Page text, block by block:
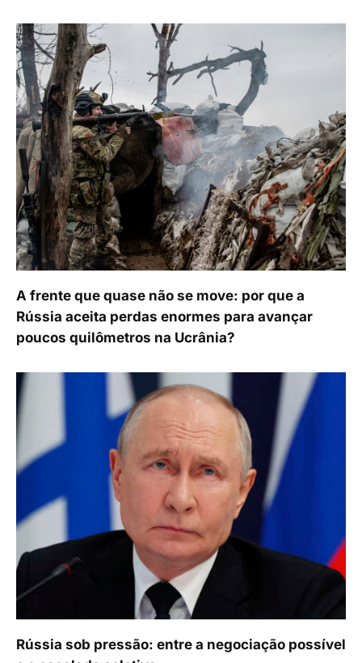
A frente que quase não se move: por que a
Rússia aceita perdas enormes para avançar
poucos quilômetros na Ucrânia?
Rússia sob pressão: entre a negociação possível